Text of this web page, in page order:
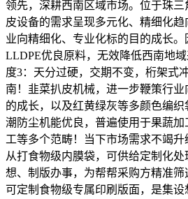
领先，深耕西南区域市场。位于珠三
皮设备的需求呈现多元化、精细化
业向精细化、专业化标的目的成长。
LLDPE优良原料，无效降低西南地
度3：天分过硬，交期不变，桁架式
南！韭菜扒皮机械，进一步鞭策行
的成长，以及红黄绿灰等多颜色编
潮防尘机能优良，普遍使用于果蔬
工等多个范畴！当下市场需求不竭升
从打食物级内膜袋，可供给定制化
想、制版办事，为帮帮采购方精准筛
可定制食物级专属印刷版面，是集